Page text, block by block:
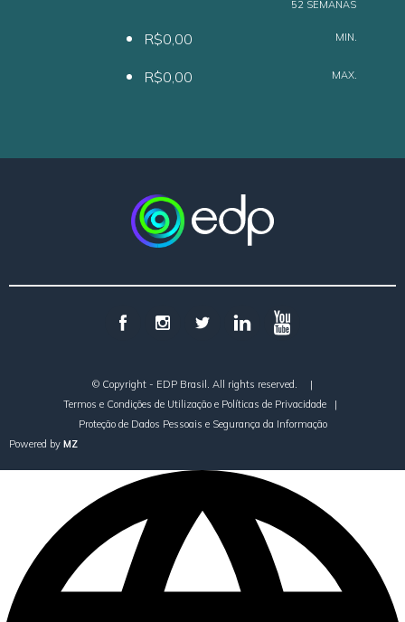
52 SEMANAS
R$0,00 MIN.
R$0,00 MAX.
© Copyright - EDP Brasil. All rights reserved.
|
Termos e Condições de Utilização e Políticas de Privacidade
|
Proteção de Dados Pessoais e Segurança da Informação
Powered by MZ